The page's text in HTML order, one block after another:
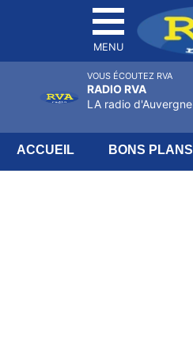
MENU
ACCUEIL BONS PLANS
VOUS ÉCOUTEZ RVA
RADIO RVA
LA radio d'Auvergne